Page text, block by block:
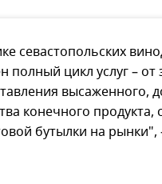
севастопольских
полный цикл услуг – от
высаженного,
конечного продукта,
бутылки на рынки",